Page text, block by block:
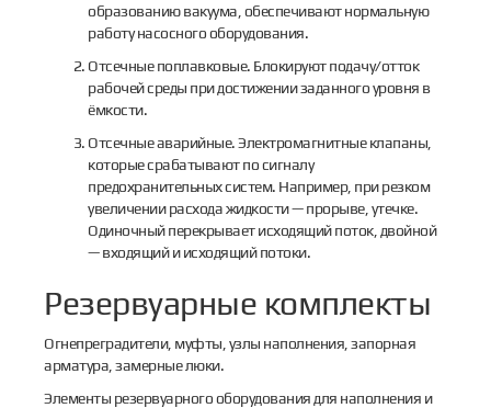
образованию вакуума, обеспечивают нормальную
работу насосного оборудования.
Отсечные поплавковые. Блокируют подачу/отток
рабочей среды при достижении заданного уровня в
ёмкости.
Отсечные аварийные. Электромагнитные клапаны,
которые срабатывают по сигналу
предохранительных систем. Например, при резком
увеличении расхода жидкости — прорыве, утечке.
Одиночный перекрывает исходящий поток, двойной
— входящий и исходящий потоки.
Резервуарные комплекты
Огнепреградители, муфты, узлы наполнения, запорная
арматура, замерные люки.
Элементы резервуарного оборудования для наполнения и